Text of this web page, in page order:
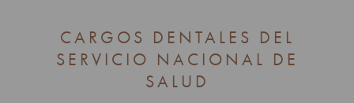
CARGOS DENTALES DEL
SERVICIO NACIONAL DE
SALUD